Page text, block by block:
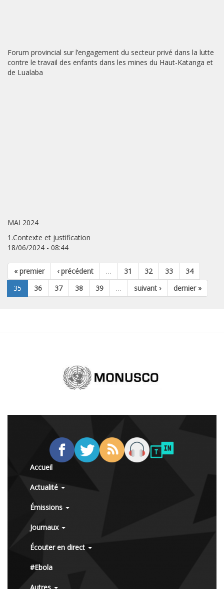
Forum provincial sur l’engagement du secteur privé dans la lutte
contre le travail des enfants dans les mines du Haut-Katanga et
de Lualaba
MAI 2024
1.Contexte et justification
18/06/2024 - 08:44
« premier ‹ précédent … 31 32 33
34
35
36 37 38 39 … suivant › dernier »
Accueil
Actualité
Émissions
Journaux
Écouter en direct
#Ebola